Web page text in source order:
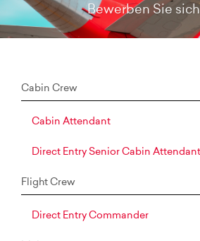
Bewerben Sie
Cabin Crew
Cabin Attendant
Direct Entry Senior Cabin Attendant
Flight Crew
Direct Entry Commander